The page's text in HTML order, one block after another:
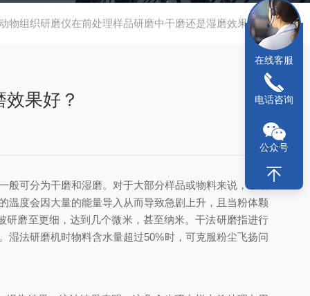
物组织研磨仪在前处理样品研磨中干磨还是湿磨效果好？
果好？
可分为干磨和湿磨。对于大部分样品或物料来说，干磨
温度会因大量的能量导入从而导致急剧上升，且当粉体颗
磨至更细，达到几个微米，甚至纳米。干法研磨指进行
法研磨机时物料含水量超过50%时，可克服粉尘飞扬问
在线客服
电话咨询
公众号